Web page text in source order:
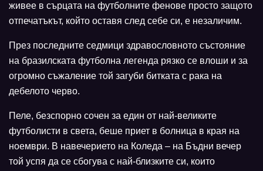
живее в сърцата на футболните фенове просто защото
отпечатъкът, който оставя след себе си, е незаличим.
През последните седмици здравословното състояние
на бразилската футболна легенда рязко се влоши и за
огромно съжаление той загуби битката с рака на
дебелото черво.
Пеле, безспорно сочен за един от най-великите
футболисти в света, беше приет в болница в края на
ноември. В навечерието на Коледа – на Бъдни вечер
той успя да се сбогува с най-близките си, които